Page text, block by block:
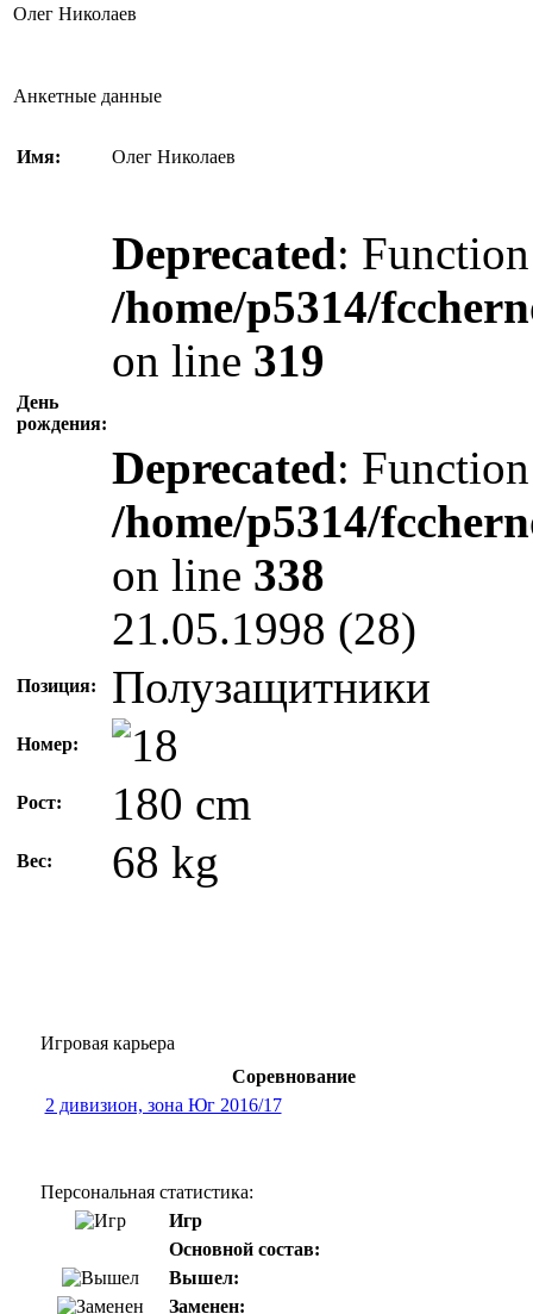
Олег Николаев
Анкетные данные
Имя: Олег Николаев
День
рождения:
Deprecated:
/home/p5314/
on line 319
Deprecated:
/home/p5314/
on line 338
21.05.1998 (28)
Позиция: Полузащитники
Номер:
Рост: 180 cm
Вес: 68 kg
Игровая карьера
Соревнование
2 дивизион, зона Юг 2016/17
Персональная статистика:
Игр
Основной состав:
Вышел:
Заменен: